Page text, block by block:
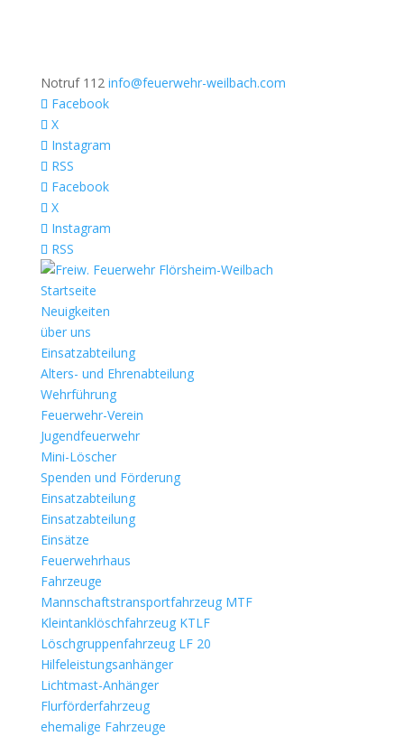
Notruf 112 info@feuerwehr-weilbach.com
Facebook
X
Instagram
RSS
Facebook
X
Instagram
RSS
Startseite
Neuigkeiten
über uns
Einsatzabteilung
Alters- und Ehrenabteilung
Wehrführung
Feuerwehr-Verein
Jugendfeuerwehr
Mini-Löscher
Spenden und Förderung
Einsatzabteilung
Einsatzabteilung
Einsätze
Feuerwehrhaus
Fahrzeuge
Mannschaftstransportfahrzeug MTF
Kleintanklöschfahrzeug KTLF
Löschgruppenfahrzeug LF 20
Hilfeleistungsanhänger
Lichtmast-Anhänger
Flurförderfahrzeug
ehemalige Fahrzeuge